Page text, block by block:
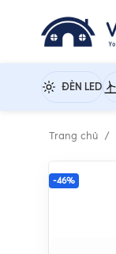
ĐÈN LED
Trang chủ
-46%